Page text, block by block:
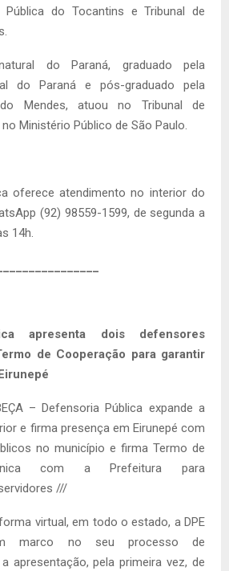
Pública do Tocantins e Tribunal de
do Paraná, graduado pela
do Paraná e pós-graduado pela
Mendes, atuou no Tribunal de
Ministério Público de São Paulo.
oferece atendimento no interior do
(92) 98559-1599, de segunda a
14h.
apresenta dois defensores
de Cooperação para garantir
– Defensoria Pública expande a
e firma presença em Eirunepé com
no município e firma Termo de
com a Prefeitura para
///
virtual, em todo o estado, a DPE
marco no seu processo de
apresentação, pela primeira vez, de